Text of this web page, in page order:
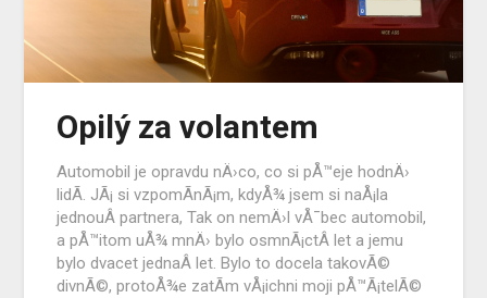
Opilý za volantem
Automobil je opravdu nÄ›co, co si pÅ™eje hodnÄ›
lidÃ­. JÃ¡ si vzpomÃ­nÃ¡m, kdyÅ¾ jsem si naÅ¡la
jednouÂ partnera, Tak on nemÄ›l vÅ¯bec automobil,
a pÅ™itom uÅ¾ mnÄ› bylo osmnÃ¡ctÂ let a jemu
bylo dvacet jednaÂ let. Bylo to docela takovÃ©
divnÃ©, protoÅ¾e zatÃ­m vÅ¡ichni moji pÅ™Ã¡telÃ©